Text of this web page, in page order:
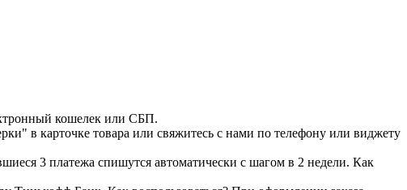
кошелек или СБП.
в карточке товара или свяжитесь с нами по телефону или виджету
3 платежа спишутся автоматически с шагом в 2 недели. Как